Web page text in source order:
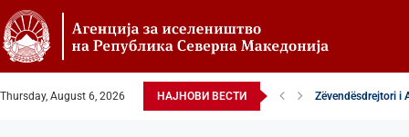
Thursday, August 6, 2026 НАЈНОВИ ВЕСТИ Zëvendësdrejtori i